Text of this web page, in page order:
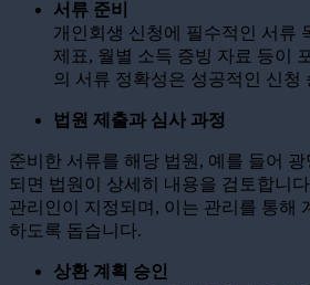
서류 준비
개인회생 신청에 필수적인 서류
제표, 월별 소득 증빙 자료 등이
의 서류 정확성은 성공적인 신청
법원 제출과 심사 과정
준비한 서류를 해당 법원, 예를 들어 광
되면 법원이 상세히 내용을 검토합니
관리인이 지정되며, 이는 관리를 통해
하도록 돕습니다.
상환 계획 승인